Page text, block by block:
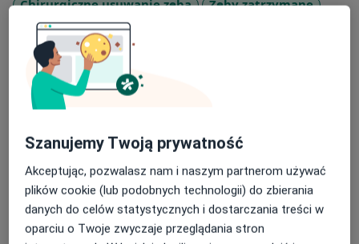
Chirurgiczne usuwanie zęba
Zęby zatrzymane
Resekcja korzeni zębów
Usuwanie torbieli kostnych
Podcinanie wędzidełka wargi
Pacjenci których przyjmuję
Dorośli (Tylko pod niektórymi adresami)
Rodzaje konsultacji
StacjonarneZobacz lokalizacje (1)
Pokaż więcej
Szanujemy Twoją prywatność
Akceptując, pozwalasz nam i naszym partnerom używać
plików cookie (lub podobnych technologii) do zbierania
danych do celów statystycznych i dostarczania treści w
oparciu o Twoje zwyczaje przeglądania stron